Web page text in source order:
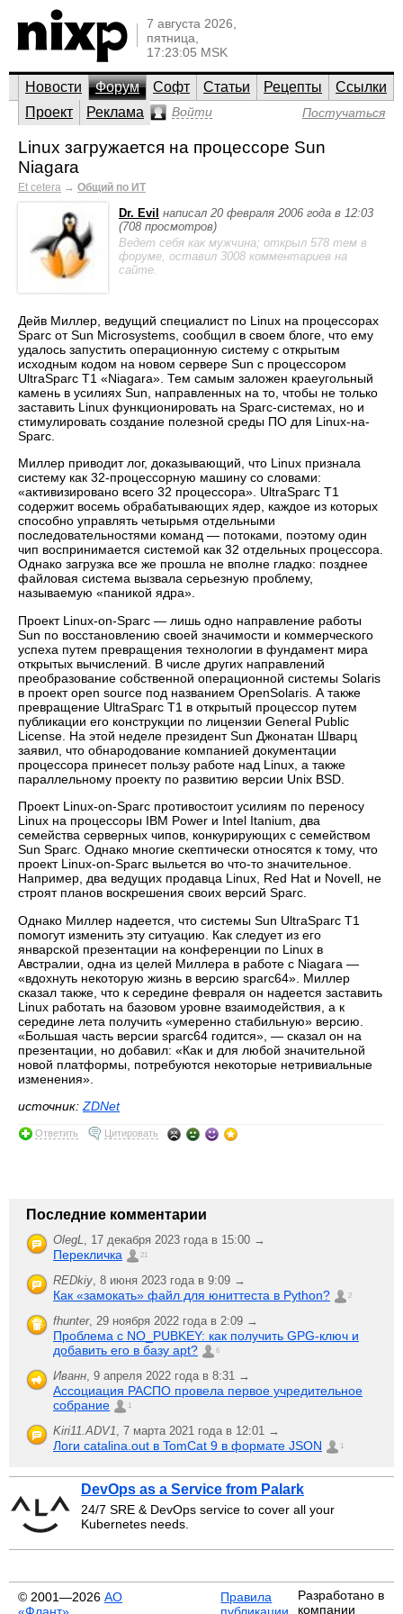
7 августа 2026,
пятница,
17:23:05 MSK
Новости Форум Софт Статьи Рецепты
Ссылки
Проект
Реклама Войти Постучаться
Linux загружается на процессоре Sun
Niagara
Et cetera → Общий по ИТ
Dr. Evil написал 20 февраля 2006 года в 12:03
(708 просмотров)
Ведет себя как мужчина; открыл 578 тем в
форуме, оставил 3008 комментариев на
сайте.
Дейв Миллер, ведущий специалист по Linux на процессорах
Sparc от Sun Microsystems, сообщил в своем блоге, что ему
удалось запустить операционную систему с открытым
исходным кодом на новом сервере Sun с процессором
UltraSparc T1 «Niagara». Тем самым заложен краеугольный
камень в усилиях Sun, направленных на то, чтобы не только
заставить Linux функционировать на Sparc-системах, но и
стимулировать создание полезной среды ПО для Linux-на-
Sparc.
Миллер приводит лог, доказывающий, что Linux признала
систему как 32-процессорную машину со словами:
«активизировано всего 32 процессора». UltraSparc T1
содержит восемь обрабатывающих ядер, каждое из которых
способно управлять четырьмя отдельными
последовательностями команд — потоками, поэтому один
чип воспринимается системой как 32 отдельных процессора.
Однако загрузка все же прошла не вполне гладко: позднее
файловая система вызвала серьезную проблему,
называемую «паникой ядра».
Проект Linux-on-Sparc — лишь одно направление работы
Sun по восстановлению своей значимости и коммерческого
успеха путем превращения технологии в фундамент мира
открытых вычислений. В числе других направлений
преобразование собственной операционной системы Solaris
в проект open source под названием OpenSolaris. А также
превращение UltraSparc T1 в открытый процессор путем
публикации его конструкции по лицензии General Public
License. На этой неделе президент Sun Джонатан Шварц
заявил, что обнародование компанией документации
процессора принесет пользу работе над Linux, а также
параллельному проекту по развитию версии Unix BSD.
Проект Linux-on-Sparc противостоит усилиям по переносу
Linux на процессоры IBM Power и Intel Itanium, два
семейства серверных чипов, конкурирующих с семейством
Sun Sparc. Однако многие скептически относятся к тому, что
проект Linux-on-Sparc выльется во что-то значительное.
Например, два ведущих продавца Linux, Red Hat и Novell, не
строят планов воскрешения своих версий Sparc.
Однако Миллер надеется, что системы Sun UltraSparc T1
помогут изменить эту ситуацию. Как следует из его
январской презентации на конференции по Linux в
Австралии, одна из целей Миллера в работе с Niagara —
«вдохнуть некоторую жизнь в версию sparc64». Миллер
сказал также, что к середине февраля он надеется заставить
Linux работать на базовом уровне взаимодействия, а к
середине лета получить «умеренно стабильную» версию.
«Большая часть версии sparc64 годится», — сказал он на
презентации, но добавил: «Как и для любой значительной
новой платформы, потребуются некоторые нетривиальные
изменения».
источник: ZDNet
Ответить Цитировать
Последние комментарии
OlegL 17 декабря 2023 года в 15:00 →
Перекличка 21
REDkiy 8 июня 2023 года в 9:09 →
Как «замокать» файл для юниттеста в Python? 2
fhunter, 29 ноября 2022 года в 2:09 →
Проблема с NO_PUBKEY: как получить GPG-ключ и
добавить его в базу apt?
6
Иванн 9 апреля 2022 года в 8:31 →
Ассоциация РАСПО провела первое учредительное
собрание
1
Kiri11.ADV1 7 марта 2021 года в 12:01 →
Логи catalina.out в TomCat 9 в формате JSON 1
DevOps as a Service from Palark
24/7 SRE & DevOps service to cover all your
Kubernetes needs.
© 2001—2026 АО
Правила
Разработано в
компании